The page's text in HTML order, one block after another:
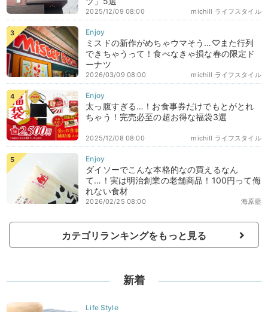
michill ライフスタイル
2025/12/09 08:00
ミスドの新作がめちゃウマそう…♡また行列
できちゃうって！食べなきゃ損な春の限定ド
ーナツ
michill ライフスタイル
2026/03/09 08:00
太っ腹すぎる…！お食事券だけでもとがとれ
ちゃう！完売必至の超お得な福袋3選
michill ライフスタイル
2025/12/08 08:00
ダイソーでこんな本格的なの買えるなん
て…！実は明治創業の老舗商品！100円って侮
れない食材
海原藍
2026/02/25 08:00
カテゴリランキングをもっと見る
新着